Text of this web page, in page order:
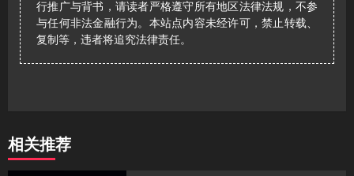
行推广与背书，请读者严格遵守所有地区法律法规，不参
与任何非法金融行为。本站点内容未经许可，禁止转载、
复制等，违者将追究法律责任。
相关推荐